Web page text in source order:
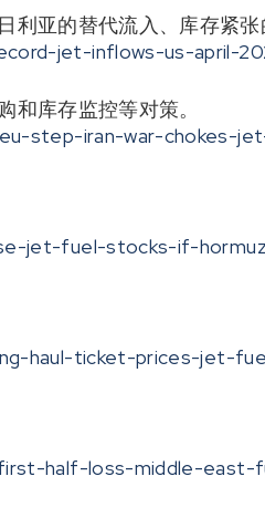
亚的替代流入、库存紧张
jet-inflows-us-april-
和库存监控等对策。
step-iran-war-chokes-
jet-fuel-stocks-if-
haul-ticket-prices-jet-
half-loss-middle-